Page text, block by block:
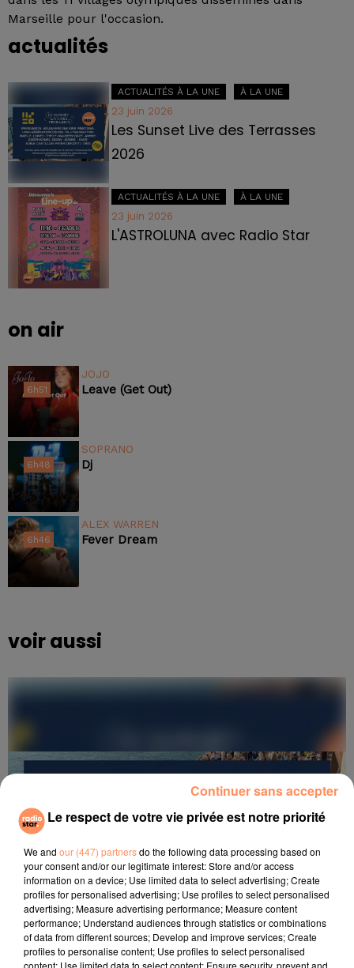
Marseille pour l'occasion.
actualités
ACTUALITÉS À LA UNE À LA UNE
23 juin 2026
Les Sunset Live des Terrasses
2026
ACTUALITÉS À LA UNE À LA UNE
23 juin 2026
L'ASTROLUNA avec Radio Star
on air
6h51
6h51
JOJO
Leave (get Out)
6h48
6h48
SOPRANO
Dj
6h46
6h46
ALEX WARREN
Fever Dream
voir aussi
Le respect de votre vie privée est notre priorité
We and our (447) partnersdo the following data processing based on
your consent and/or our legitimate interest: Store and/or access
information on a device; Use limited data to select advertising; Create
profiles for personalised advertising; Use profiles to select personalised
advertising; Measure advertising performance; Measure content
performance; Understand audiences through statistics or combinations
of data from different sources; Develop and improve services; Create
profiles to personalise content; Use profiles to select personalised
content; Use limited data to select content; Ensure security, prevent and
Continuer sans accepter